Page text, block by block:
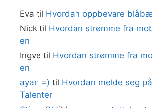
Eva til Hvordan oppbevare
Nick til Hvordan strømme fra
en
Ingve til Hvordan strømme fra
en
ayan =) til Hvordan melde seg
Talenter